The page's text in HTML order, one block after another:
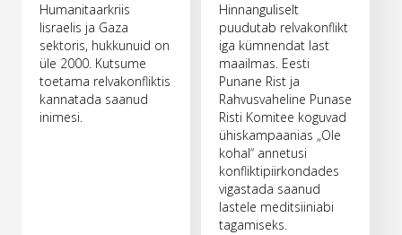
Humanitaarkriis
Iisraelis ja Gaza
sektoris, hukkunuid on
üle 2000. Kutsume
toetama relvakonfliktis
kannatada saanud
inimesi.
Hinnanguliselt
puudutab relvakonflikt
iga kümnendat last
maailmas. Eesti
Punane Rist ja
Rahvusvaheline Punase
Risti Komitee koguvad
ühiskampaanias „Ole
kohal“ annetusi
konfliktipiirkondades
vigastada saanud
lastele meditsiiniabi
tagamiseks.